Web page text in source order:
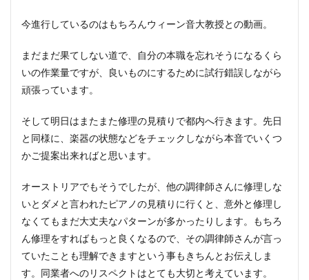
今進行しているのはもちろんウィーン音大教授との動画。
まだまだ果てしない道で、自分の本職を忘れそうになるくら
いの作業量ですが、良いものにするために試行錯誤しながら
頑張っています。
そして明日はまたまた修理の見積りで都内へ行きます。先日
と同様に、楽器の状態などをチェックしながら本音でいくつ
かご提案出来ればと思います。
オーストリアでもそうでしたが、他の調律師さんに修理しな
いとダメと言われたピアノの見積りに行くと、意外と修理し
なくてもまだ大丈夫なパターンが多かったりします。もちろ
ん修理をすればもっと良くなるので、その調律師さんが言っ
ていたことも理解できますという事もきちんとお伝えしま
す。同業者へのリスペクトはとても大切と考えています。